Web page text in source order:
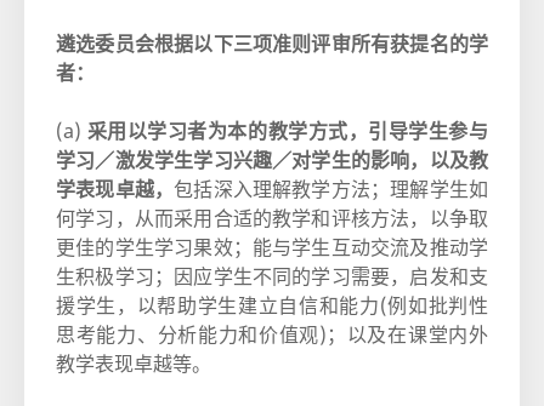
遴选委员会根据以下三项准则评审所有获提名的学
者：
(a) 采用以学习者为本的教学方式，引导学生参与
学习／激发学生学习兴趣／对学生的影响，以及教
学表现卓越，包括深入理解教学方法；理解学生如
何学习，从而采用合适的教学和评核方法，以争取
更佳的学生学习果效；能与学生互动交流及推动学
生积极学习；因应学生不同的学习需要，启发和支
援学生，以帮助学生建立自信和能力(例如批判性
思考能力、分析能力和价值观)；以及在课堂内外
教学表现卓越等。